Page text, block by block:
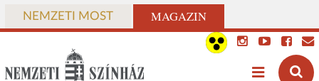
NEMZETI MOST MAGAZIN